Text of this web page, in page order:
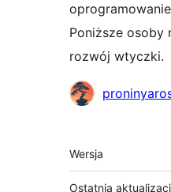
Poniższe osoby
rozwój wtyczki.
Zaangażowani
Meta
Wersja
Ostatnia